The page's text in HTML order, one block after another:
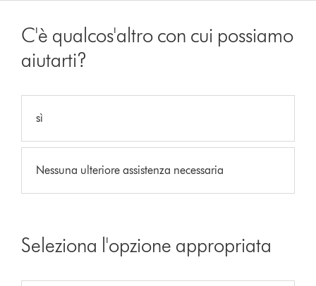
C'è qualcos'altro con cui possiamo
aiutarti?
sì
Nessuna ulteriore assistenza necessaria
Seleziona l'opzione appropriata